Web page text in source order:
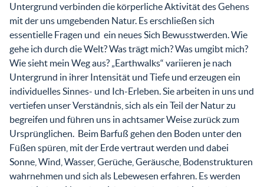
Untergrund verbinden die körperliche Aktivität des Gehens
mit der uns umgebenden Natur. Es erschließen sich
essentielle Fragen und ein neues Sich Bewusstwerden. Wie
gehe ich durch die Welt? Was trägt mich? Was umgibt mich?
Wie sieht mein Weg aus? „Earthwalks“ variieren je nach
Untergrund in ihrer Intensität und Tiefe und erzeugen ein
individuelles Sinnes- und Ich-Erleben. Sie arbeiten in uns und
vertiefen unser Verständnis, sich als ein Teil der Natur zu
begreifen und führen uns in achtsamer Weise zurück zum
Ursprünglichen. Beim Barfuß gehen den Boden unter den
Füßen spüren, mit der Erde vertraut werden und dabei
Sonne, Wind, Wasser, Gerüche, Geräusche, Bodenstrukturen
wahrnehmen und sich als Lebewesen erfahren. Es werden